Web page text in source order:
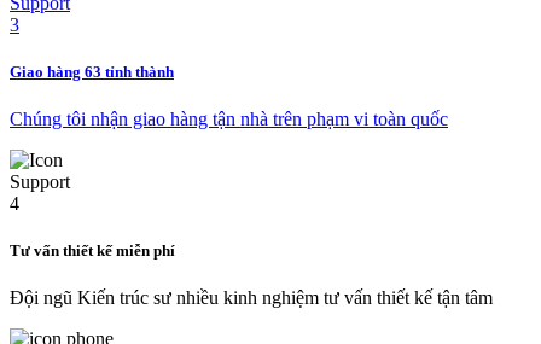
Giao hàng 63 tỉnh thành
Chúng tôi nhận giao hàng tận nhà trên phạm vi toàn quốc
Tư vấn thiết kế miễn phí
Đội ngũ Kiến trúc sư nhiều kinh nghiệm tư vấn thiết kế tận tâm